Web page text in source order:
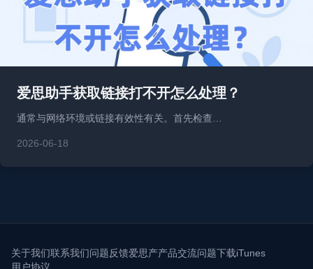
爱思助手获取链接打不开怎么处理？
通常与网络环境或链接有效性有关。首先检查…
2026-06-18
关于我们联系我们问题反馈爱思产产品交流问题下载iTunes
用户协议